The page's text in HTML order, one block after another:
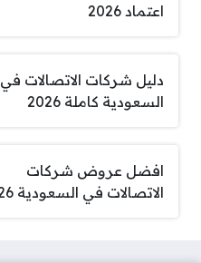
اعتماد 2026
دليل شركات الاتصالات في
السعودية كاملة 2026
افضل عروض شركات
الاتصالات في السعودية 2026